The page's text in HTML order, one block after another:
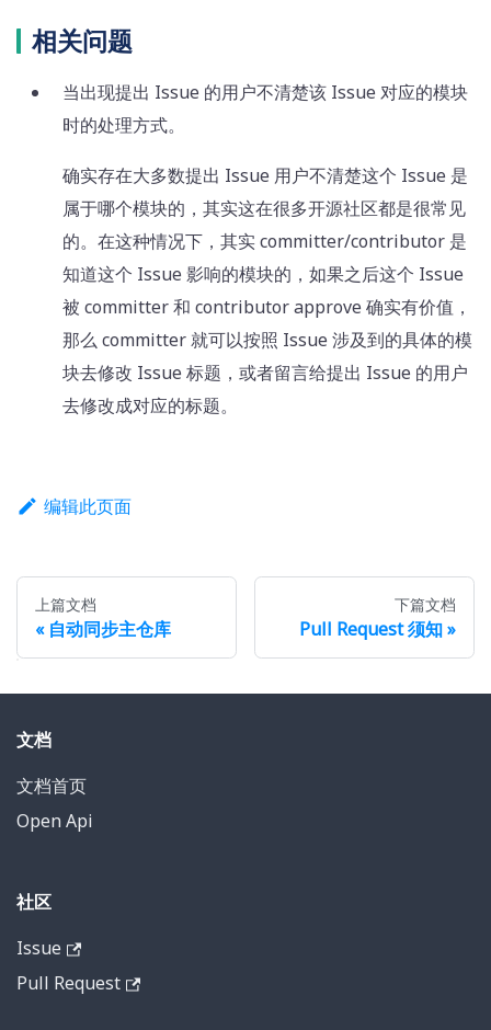
相关问题
当出现提出 Issue 的用户不清楚该 Issue 对应的模块
时的处理方式。
确实存在大多数提出 Issue 用户不清楚这个 Issue 是
属于哪个模块的，其实这在很多开源社区都是很常见
的。在这种情况下，其实 committer/contributor 是
知道这个 Issue 影响的模块的，如果之后这个 Issue
被 committer 和 contributor approve 确实有价值，
那么 committer 就可以按照 Issue 涉及到的具体的模
块去修改 Issue 标题，或者留言给提出 Issue 的用户
去修改成对应的标题。
编辑此页面
上篇文档
自动同步主仓库
下篇文档
Pull Request 须知
文档
文档首页
Open Api
社区
Issue
Pull Request